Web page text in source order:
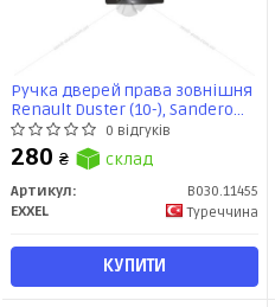
Ручка дверей права зовнішня
Renault Duster (10-), Sandero
(08-) (B030.11455) EXXEL
0 відгуків
280 ₴ склад
Артикул:
B030.11455
EXXEL
Туреччина
КУПИТИ